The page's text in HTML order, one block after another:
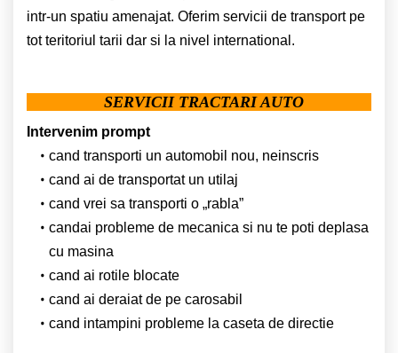
intr-un spatiu amenajat. Oferim servicii de transport pe
tot teritoriul tarii dar si la nivel international.
SERVICII TRACTARI AUTO
Intervenim prompt
cand transporti un automobil nou, neinscris
cand ai de transportat un utilaj
cand vrei sa transporti o „rabla”
candai probleme de mecanica si nu te poti deplasa
cu masina
cand ai rotile blocate
cand ai deraiat de pe carosabil
cand intampini probleme la caseta de directie